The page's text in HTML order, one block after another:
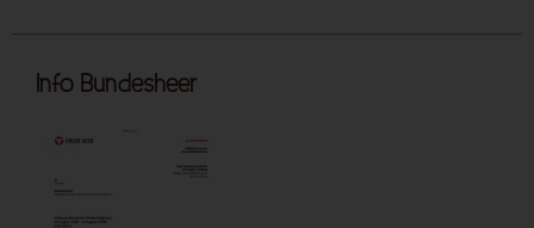
Info Bundesheer